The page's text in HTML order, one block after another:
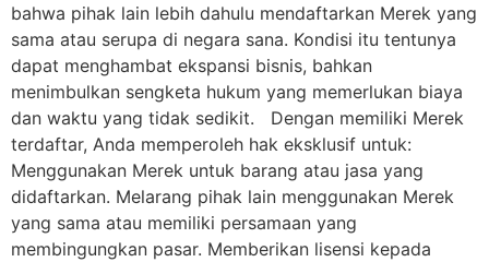
bahwa pihak lain lebih dahulu mendaftarkan Merek yang
sama atau serupa di negara sana. Kondisi itu tentunya
dapat menghambat ekspansi bisnis, bahkan
menimbulkan sengketa hukum yang memerlukan biaya
dan waktu yang tidak sedikit. Dengan memiliki Merek
terdaftar, Anda memperoleh hak eksklusif untuk:
Menggunakan Merek untuk barang atau jasa yang
didaftarkan. Melarang pihak lain menggunakan Merek
yang sama atau memiliki persamaan yang
membingungkan pasar. Memberikan lisensi kepada